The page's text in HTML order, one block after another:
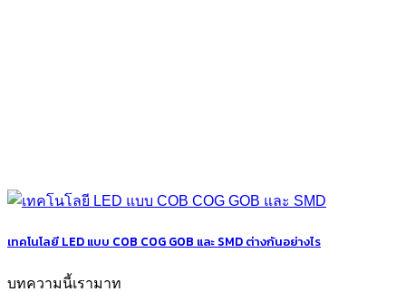
เทคโนโลยี LED แบบ COB COG GOB และ SMD ต่างกันอย่างไร
บทความนี้เรามาท